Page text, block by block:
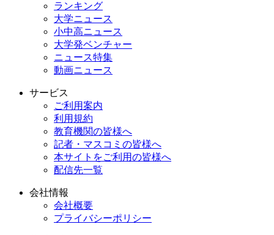
ランキング
大学ニュース
小中高ニュース
大学発ベンチャー
ニュース特集
動画ニュース
サービス
ご利用案内
利用規約
教育機関の皆様へ
記者・マスコミの皆様へ
本サイトをご利用の皆様へ
配信先一覧
会社情報
会社概要
プライバシーポリシー